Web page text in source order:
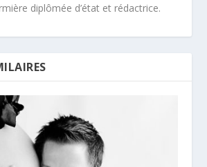
diplômée d’état et rédactrice.